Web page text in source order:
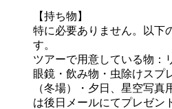
【持ち物】
特に必要ありません。以下
す。
ツアーで用意している物：
眼鏡・飲み物・虫除けスプ
（冬場）・夕日、星空写
は後日メールにてプレゼン